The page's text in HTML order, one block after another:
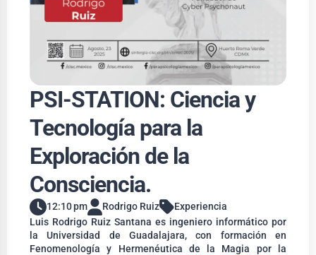
PSI-STATION: Ciencia y
Tecnología para la
Exploración de la
Consciencia.
12:10 pm Rodrigo Ruiz
Experiencia
Luis Rodrigo Ruiz Santana es ingeniero informático por
la Universidad de Guadalajara, con formación en
Fenomenología y Hermenéutica de la Magia por la